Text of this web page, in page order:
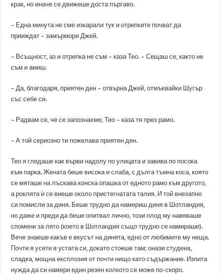
крак, но иначе се движеше доста пъргаво.
– Една минута не сме изкарали тук и отрепките почват да
прииждат – замърмори Джей.
– Всъщност, аз и отрепка не съм – каза Тео. – Сещаш се, както не
съм и амиш.
– Да, благодаря, приятен ден – отвърна Джей, отмъквайки Шугър
със себе си.
– Радвам се, че се запознахме, Тео – каза тя през рамо.
– А той сериозно ти пожелава приятен ден.
Тео я гледаше как върви надолу по улицата и завива по посока
към парка. Жената беше висока и слаба, с дълга тъмна коса, която
се мяташе на лъскава конска опашка от едното рамо към другото,
а роклята ѝ се виеше около пристегнатата талия. И той внезапно
си помисли за диня. Беше трудно да намериш диня в Шотландия,
но даже и преди да беше опитвал лично, този плод му навяваше
спомени за лято (което в Шотландия също трудно се намираше).
Вече знаеше какъв е вкусът на динята, едно от любимите му неща.
Почти я усети в устата си, докато стоеше там; онази студена,
сладка, мощна експлозия от почти нищо като съдържание. Изпита
нужда да си намери един резен колкото се може по-скоро.